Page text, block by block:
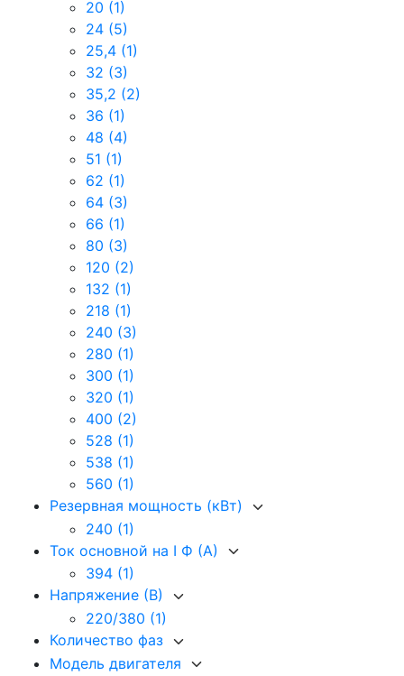
20 (1)
24 (5)
25,4 (1)
32 (3)
35,2 (2)
36 (1)
48 (4)
51 (1)
62 (1)
64 (3)
66 (1)
80 (3)
120 (2)
132 (1)
218 (1)
240 (3)
280 (1)
300 (1)
320 (1)
400 (2)
528 (1)
538 (1)
560 (1)
Резервная мощность (кВт)
240 (1)
Ток основной на I Ф (А)
394 (1)
Напряжение (В)
220/380 (1)
Количество фаз
Модель двигателя